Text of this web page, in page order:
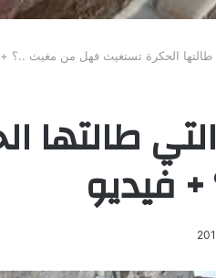
الحكرة تستغيث فهل من مغيث ..؟ +
فيديو